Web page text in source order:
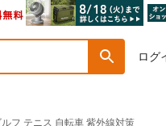
ログ
フ テニス 自転車 紫外線対策